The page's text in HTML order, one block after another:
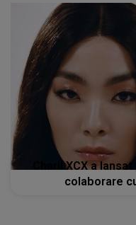
Charli XCX a
colaborare